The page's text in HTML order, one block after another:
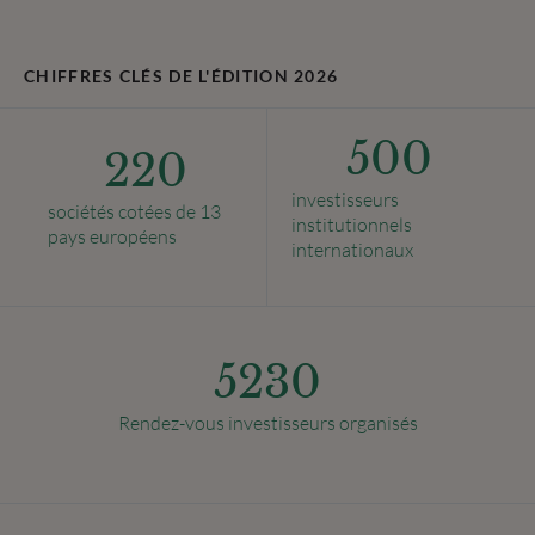
CHIFFRES CLÉS DE L'ÉDITION 2026
220
sociétés cotées de 13
pays européens
500
investisseurs
institutionnels
internationaux
5230
Rendez-vous investisseurs organisés